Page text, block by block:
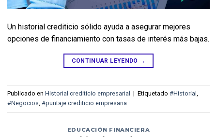
Un historial crediticio sólido ayuda a asegurar mejores
opciones de financiamiento con tasas de interés más bajas.
CONTINUAR LEYENDO →
Publicado en Historial crediticio empresarial | Etiquetado #Historial ,
#Negocios, #puntaje crediticio empresaria
EDUCACIÓN FINANCIERA